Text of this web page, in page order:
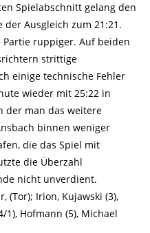
Spielabschnitt gelang den
Ausgleich zum 21:21.
ruppiger. Auf beiden
strittige
einige technische Fehler
wieder mit 25:22 in
der man das weitere
binnen weniger
die das Spiel mit
die Überzahl
nicht unverdient.
(Tor); Irion, Kujawski (3),
1), Hofmann (5), Michael